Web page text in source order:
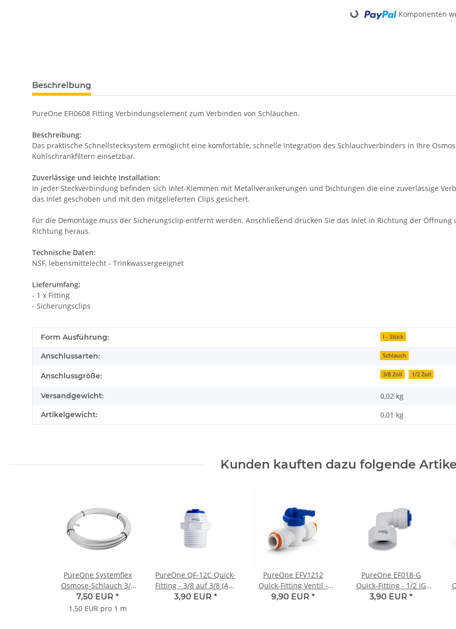
Komponenten
Beschreibung
PureOne EFI0608 Fitting Verbindungselement zum Verbinden von Schläuchen.
Beschreibung:
Das praktische Schnellstecksystem ermöglicht eine komfortable, schnelle Integration des Schlauchverbinders in Ihre
Kühlschrankfiltern einsetzbar.
Zuverlässige und leichte Installation:
In jeder Steckverbindung befinden sich Inlet-Klemmen mit Metallverankerungen und Dichtungen die eine zuverlässige
das Inlet geschoben und mit den mitgelieferten Clips gesichert.
Für die Demontage muss der Sicherungsclip entfernt werden. Anschließend drücken Sie das Inlet in Richtung der
Richtung heraus.
Technische Daten:
NSF, lebensmittelecht - Trinkwassergeeignet
Lieferumfang:
- 1 x Fitting
- Sicherungsclips
Form Ausführung: I - Stück
Anschlussarten: Schlauch
Anschlussgröße: 3/8 Zoll 1/2 Zoll
Versandgewicht: 0,02 kg
Artikelgewicht: 0,01 kg
Kunden kauften dazu folgende
PureOne Systemflex
Osmose-Schlauch 3/8
Zoll. Weiss 5 Meter
7,50 EUR *
1,50 EUR pro 1 m
PureOne QF-12C Quick-
Fitting - 3/8 auf 3/8 (AG)
Zoll | I-Form
3,90 EUR *
PureOne EFV1212
Quick-Fitting Ventil -
1/2 auf x 1/2 Zoll (12
9,90 EUR *
PureOne EF018-G
Quick-Fitting - 1/2 IG
auf 3/8 Zoll Schlauch |
3,90 EUR *